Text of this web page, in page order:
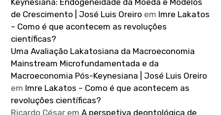
de Crescimento | José Luis Oreiro em Imre Lakatos
– Como é que acontecem as revoluções
científicas?
Uma Avaliação Lakatosiana da Macroeconomia
Mainstream Microfundamentada e da
Macroeconomia Pós-Keynesiana | José Luis Oreiro
em Imre Lakatos – Como é que acontecem as
revoluções científicas?
Ricardo César emA perspetiva deontológica de